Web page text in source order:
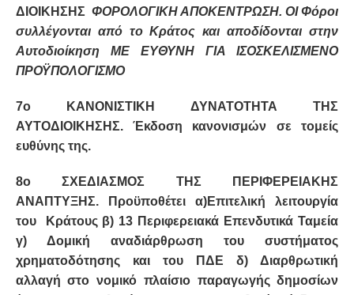
ΔΙΟΙΚΗΣΗΣ ΦΟΡΟΛΟΓΙΚΗ ΑΠΟΚΕΝΤΡΩΣΗ. ΟΙ Φόροι
συλλέγονται από το Κράτος και αποδίδονται στην
Αυτοδιοίκηση ΜΕ ΕΥΘΥΝΗ ΓΙΑ ΙΣΟΣΚΕΛΙΣΜΕΝΟ
ΠΡΟΫΠΟΛΟΓΙΣΜΟ
7ο ΚΑΝΟΝΙΣΤΙΚΗ ΔΥΝΑΤΟΤΗΤΑ ΤΗΣ
ΑΥΤΟΔΙΟΙΚΗΣΗΣ. Έκδοση κανονισμών σε τομείς
ευθύνης της.
8ο ΣΧΕΔΙΑΣΜΟΣ ΤΗΣ ΠΕΡΙΦΕΡΕΙΑΚΗΣ
ΑΝΑΠΤΥΞΗΣ. Προϋποθέτει α)Επιτελική λειτουργία
του Κράτους β) 13 Περιφερειακά Επενδυτικά Ταμεία
γ) Δομική αναδιάρθρωση του συστήματος
χρηματοδότησης και του ΠΔΕ δ) Διαρθρωτική
αλλαγή στο νομικό πλαίσιο παραγωγής δημοσίων